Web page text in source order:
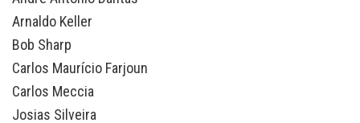
Arnaldo Keller
Bob Sharp
Carlos Maurício Farjoun
Carlos Meccia
Josias Silveira